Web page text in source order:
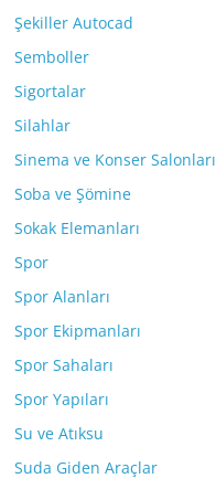
Şekiller Autocad
Semboller
Sigortalar
Silahlar
Sinema ve Konser Salonları
Soba ve Şömine
Sokak Elemanları
Spor
Spor Alanları
Spor Ekipmanları
Spor Sahaları
Spor Yapıları
Su ve Atıksu
Suda Giden Araçlar